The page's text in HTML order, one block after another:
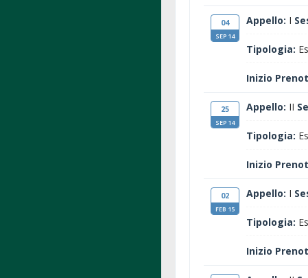
04
SEP 14
Appello: I
Tipologia:
Inizio
25
SEP 14
Appello: II
Tipologia:
Inizio
02
FEB 15
Appello: I
Tipologia:
Inizio